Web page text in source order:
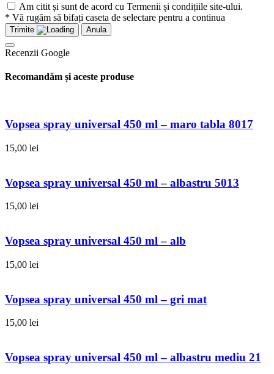
Am citit și sunt de acord cu Termenii și condițiile site-ului.
* Vă rugăm să bifați caseta de selectare pentru a continua
Trimite Anula
Recenzii Google
Recomandăm și aceste produse
Vopsea spray universal 450 ml – maro tabla 8017
15,00 lei
Vopsea spray universal 450 ml – albastru 5013
15,00 lei
Vopsea spray universal 450 ml – alb
15,00 lei
Vopsea spray universal 450 ml – gri mat
15,00 lei
Vopsea spray universal 450 ml – albastru mediu 21